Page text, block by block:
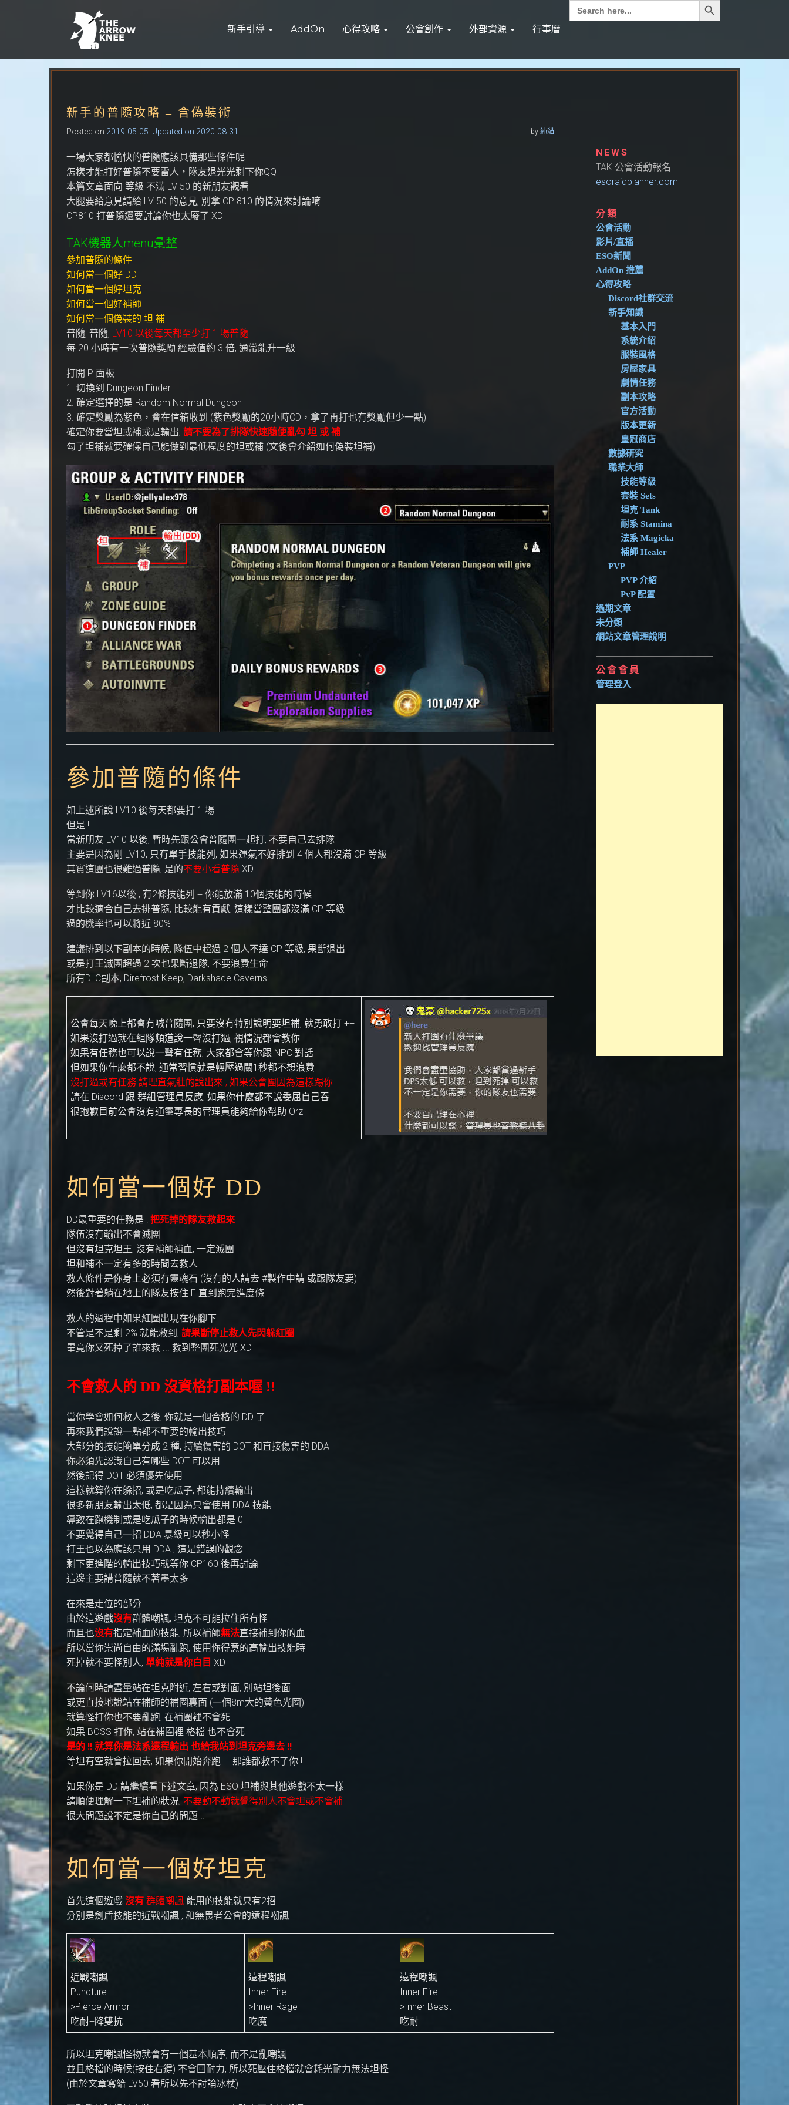
新手引導 AddOn 心得攻略 公會創作 外部資源 行事曆
Search
for:
新手的普隨攻略 – 含偽裝術
Posted on 2019-05-05 . Updated on 2020-08-31 by 純貓
一場大家都愉快的普隨應該具備那些條件呢
怎樣才能打好普隨不要雷人，隊友退光光剩下你QQ
本篇文章面向 等級 不滿 LV 50 的新朋友觀看
大腿要給意見請給 LV 50 的意見, 別拿 CP 810 的情況來討論唷
CP810 打普隨還要討論你也太廢了 XD
TAK機器人menu彙整
參加普隨的條件
如何當一個好 DD
如何當一個好坦克
如何當一個好補師
如何當一個偽裝的 坦 補
普隨, 普隨, LV10 以後每天都至少打 1 場普隨
每 20 小時有一次普隨獎勵 經驗值約 3 倍, 通常能升一級
打開 P 面板
1. 切換到 Dungeon Finder
2. 確定選擇的是 Random Normal Dungeon
3. 確定獎勵為紫色，會在信箱收到 (紫色獎勵的20小時CD，拿了再打也有獎勵但少一點)
確定你要當坦或補或是輸出, 請不要為了排隊快速隨便亂勾 坦 或 補
勾了坦補就要確保自己能做到最低程度的坦或補 (文後會介紹如何偽裝坦補)
參加普隨的條件
如上述所說 LV10 後每天都要打 1 場
但是 !!
當新朋友 LV10 以後, 暫時先跟公會普隨團一起打, 不要自己去排隊
主要是因為剛 LV10, 只有單手技能列, 如果運氣不好排到 4 個人都沒滿 CP 等級
其實這團也很難過普隨, 是的不要小看普隨 XD
等到你 LV16以後 , 有2條技能列 + 你能放滿 10個技能的時候
才比較適合自己去排普隨, 比較能有貢獻, 這樣當整團都沒滿 CP 等級
過的機率也可以將近 80%
建議排到以下副本的時候, 隊伍中超過 2 個人不達 CP 等級, 果斷退出
或是打王滅團超過 2 次也果斷退隊, 不要浪費生命
所有DLC副本, Direfrost Keep, Darkshade Caverns II
公會每天晚上都會有喊普隨團, 只要沒有特別說明要坦補, 就勇敢打 ++
如果沒打過就在組隊頻道說一聲沒打過, 視情況都會教你
如果有任務也可以說一聲有任務, 大家都會等你跟 NPC 對話
但如果你什麼都不說, 通常習慣就是輾壓過關1秒都不想浪費
沒打過或有任務 請理直氣壯的說出來 , 如果公會團因為這樣踢你
請在 Discord 跟 群組管理員反應, 如果你什麼都不說委屈自己吞
很抱歉目前公會沒有通靈專長的管理員能夠給你幫助 Orz
如何當一個好 DD
DD最重要的任務是 : 把死掉的隊友救起來
隊伍沒有輸出不會滅團
但沒有坦克坦王, 沒有補師補血, 一定滅團
坦和補不一定有多的時間去救人
救人條件是你身上必須有靈魂石 (沒有的人請去 #製作申請 或跟隊友要)
然後對著躺在地上的隊友按住 F 直到跑完進度條
救人的過程中如果紅圈出現在你腳下
不管是不是剩 2% 就能救到, 請果斷停止救人先閃躲紅圈
畢竟你又死掉了誰來救 ... 救到整團死光光 XD
不會救人的 DD 沒資格打副本喔 !!
當你學會如何救人之後, 你就是一個合格的 DD 了
再來我們說說一點都不重要的輸出技巧
大部分的技能簡單分成 2 種, 持續傷害的 DOT 和直接傷害的 DDA
你必須先認識自己有哪些 DOT 可以用
然後記得 DOT 必須優先使用
這樣就算你在躲招, 或是吃瓜子, 都能持續輸出
很多新朋友輸出太低, 都是因為只會使用 DDA 技能
導致在跑機制或是吃瓜子的時候輸出都是 0
不要覺得自己一招 DDA 暴級可以秒小怪
打王也以為應該只用 DDA , 這是錯誤的觀念
剩下更進階的輸出技巧就等你 CP160 後再討論
這邊主要講普隨就不著墨太多
在來是走位的部分
由於這遊戲沒有群體嘲諷, 坦克不可能拉住所有怪
而且也沒有指定補血的技能, 所以補師無法直接補到你的血
所以當你崇尚自由的滿場亂跑, 使用你得意的高輸出技能時
死掉就不要怪別人, 單純就是你白目 XD
不論何時請盡量站在坦克附近, 左右或對面, 別站坦後面
或更直接地說站在補師的補圈裏面 (一個8m大的黃色光圈)
就算怪打你也不要亂跑, 在補圈裡不會死
如果 BOSS 打你, 站在補圈裡 格檔 也不會死
是的 !! 就算你是法系遠程輸出 也給我站到坦克旁邊去 !!
等坦有空就會拉回去, 如果你開始奔跑 ... 那誰都救不了你 !
如果你是 DD 請繼續看下述文章, 因為 ESO 坦補與其他遊戲不太一樣
請順便理解一下坦補的狀況, 不要動不動就覺得別人不會坦或不會補
很大問題說不定是你自己的問題 !!
如何當一個好坦克
首先這個遊戲 沒有 群體嘲諷 能用的技能就只有2招
分別是劍盾技能的近戰嘲諷 , 和無畏者公會的遠程嘲諷
近戰嘲諷
Puncture
>Pierce Armor
吃耐+降雙抗
遠程嘲諷
Inner Fire
>Inner Rage
吃魔
遠程嘲諷
Inner Fire
>Inner Beast
吃耐
所以坦克嘲諷怪物就會有一個基本順序, 而不是亂嘲諷
並且格檔的時候(按住右鍵) 不會回耐力, 所以死壓住格檔就會耗光耐力無法坦怪
(由於文章寫給 LV50 看所以先不討論冰杖)
NEWS
TAK 公會活動報名
esoraidplanner.com
分類
公會活動
影片/直播
ESO新聞
AddOn 推薦
心得攻略
Discord社群交流
新手知識
基本入門
系統介紹
服裝風格
房屋家具
劇情任務
副本攻略
官方活動
版本更新
皇冠商店
數據研究
職業大師
技能等級
套裝 Sets
坦克 Tank
耐系 Stamina
法系 Magicka
補師 Healer
PVP
PVP 介紹
PvP 配置
過期文章
未分類
網站文章管理說明
公會會員
管理登入